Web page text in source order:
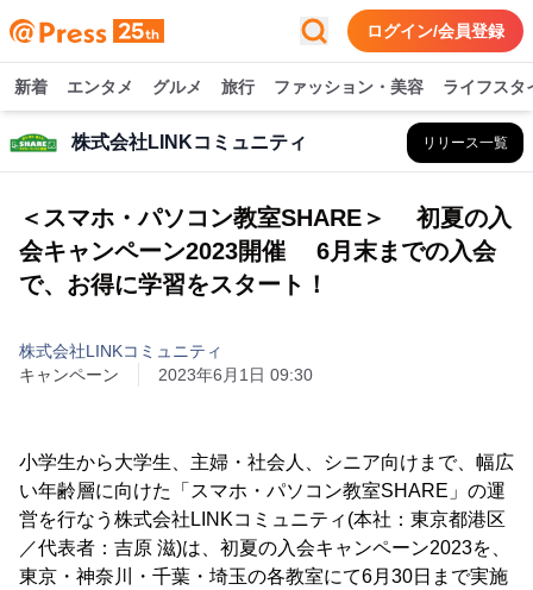
ログイン/会員登録
新着 エンタメ グルメ 旅行 ファッション・美容 ライフスタ
株式会社LINKコミュニティ リリース一覧
＜スマホ・パソコン教室SHARE＞ 初夏の入
会キャンペーン2023開催 6月末までの入会
で、お得に学習をスタート！
株式会社LINKコミュニティ
キャンペーン
2023年6月1日 09:30
小学生から大学生、主婦・社会人、シニア向けまで、幅広
い年齢層に向けた「スマホ・パソコン教室SHARE」の運
営を行なう株式会社LINKコミュニティ(本社：東京都港区
／代表者：吉原 滋)は、初夏の入会キャンペーン2023を、
東京・神奈川・千葉・埼玉の各教室にて6月30日まで実施